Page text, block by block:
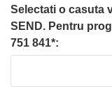
Selectati o casuta
SEND. Pentru
751 841*: